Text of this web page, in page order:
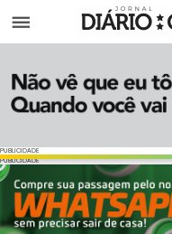
Menu
PUBLICIDADE
PUBLICIDADE